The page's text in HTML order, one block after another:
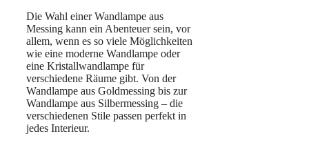
Die Wahl einer Wandlampe aus
Messing kann ein Abenteuer sein, vor
allem, wenn es so viele Möglichkeiten
wie eine moderne Wandlampe oder
eine Kristallwandlampe für
verschiedene Räume gibt. Von der
Wandlampe aus Goldmessing bis zur
Wandlampe aus Silbermessing – die
verschiedenen Stile passen perfekt in
jedes Interieur.